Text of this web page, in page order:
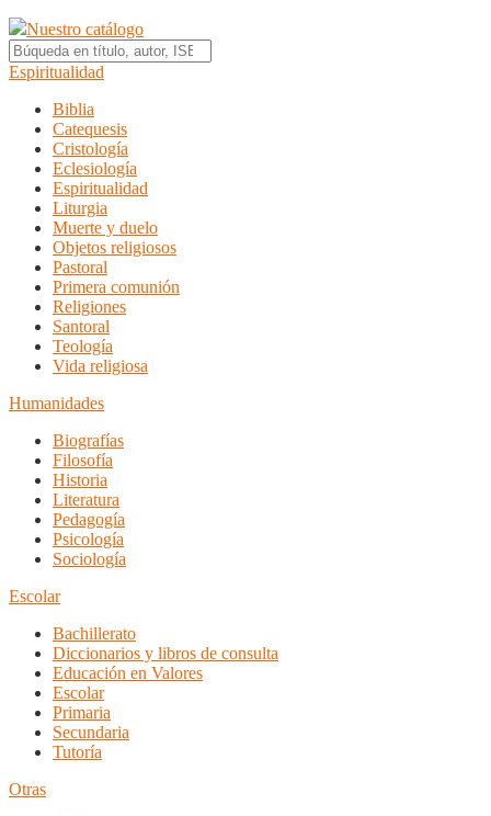
Nuestro catálogo
Espiritualidad
Biblia
Catequesis
Cristología
Eclesiología
Espiritualidad
Liturgia
Muerte y duelo
Objetos religiosos
Pastoral
Primera comunión
Religiones
Santoral
Teología
Vida religiosa
Humanidades
Biografías
Filosofía
Historia
Literatura
Pedagogía
Psicología
Sociología
Escolar
Bachillerato
Diccionarios y libros de consulta
Educación en Valores
Escolar
Primaria
Secundaria
Tutoría
Otras